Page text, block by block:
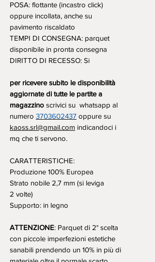
POSA: flottante (incastro click)
oppure incollata, anche su
pavimento riscaldato
TEMPI DI CONSEGNA: parquet
disponibile in pronta consegna
DIRITTO DI RECESSO: Si
per ricevere subito le disponibilità
aggiornate di tutte le partite a
magazzino scrivici su whatsapp al
numero 3703602437 oppure su
kaoss.srl@gmail.com indicandoci i
mq che ti servono.
CARATTERISTICHE:
Produzione 100% Europea
Strato nobile 2,7 mm (si leviga
2 volte)
Supporto: in legno
ATTENZIONE: Parquet di 2° scelta
con piccole imperfezioni estetiche
sanabili prendendo un 10% in più di